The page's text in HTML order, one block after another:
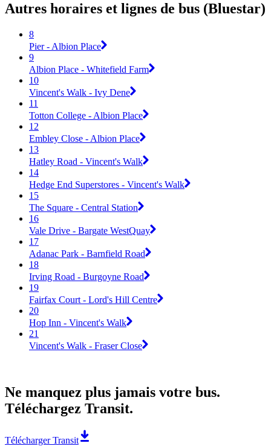
Autres horaires et lignes de bus (Bluestar)
8
Pier - Albion Place
9
Albion Place - Whitefield Farm
10
Vincent's Walk - Ivy Dene
11
Totton College - Albion Place
12
Embley Close - Albion Place
13
Hatley Road - Vincent's Walk
14
Hedge End Superstores - Vincent's Walk
15
The Square - Central Station
16
Vale Drive - Bargate WestQuay
17
Adanac Park - Barnfield Road
18
Irving Road - Burgoyne Road
19
Fairfax Court - Lord's Hill Centre
20
Hop Inn - Vincent's Walk
21
Vincent's Walk - Fraser Close
Ne manquez plus jamais votre bus.
Téléchargez Transit.
Télécharger Transit